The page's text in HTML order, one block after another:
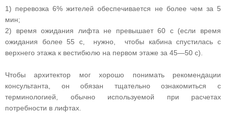
1) перевозка 6% жителей обеспечивается не более чем за 5
мин;
2) время ожидания лифта не превышает 60 с (если время
ожидания более 55 с, нужно, чтобы кабина спустилась с
верхнего этажа к вестибюлю на первом этаже за 45—50 с).
Чтобы архитектор мог хорошо понимать рекомендации
консультанта, он обязан тщательно ознакомиться с
терминологией, обычно используемой при расчетах
потребности в лифтах.